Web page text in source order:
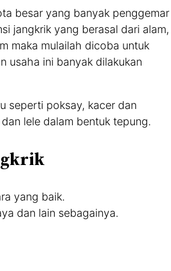
besar yang banyak penggemar
jangkrik yang berasal dari alam,
maka mulailah dicoba untuk
usaha ini banyak dilakukan
seperti poksay, kacer dan
lele dalam bentuk tepung.
yang baik.
dan lain sebagainya.